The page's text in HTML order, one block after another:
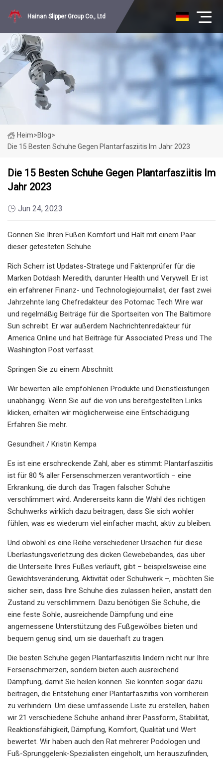
Hainan Slipper Group Co., Ltd
Heim>Blog>
Die 15 Besten Schuhe Gegen Plantarfasziitis Im Jahr 2023
Die 15 Besten Schuhe Gegen Plantarfasziitis Im
Jahr 2023
Jun 24, 2023
Gönnen Sie Ihren Füßen Komfort und Halt mit einem Paar
dieser getesteten Schuhe
Rich Scherr ist Updates-Stratege und Faktenprüfer für die
Marken Dotdash Meredith, darunter Health und Verywell. Er ist
ein erfahrener Finanz- und Technologiejournalist, der fast zwei
Jahrzehnte lang Chefredakteur des Potomac Tech Wire war
und regelmäßig Beiträge für die Sportseiten von The Baltimore
Sun schreibt. Er war außerdem Nachrichtenredakteur für
America Online und hat Beiträge für Associated Press und The
Washington Post verfasst.
Springen Sie zu einem Abschnitt
Wir bewerten alle empfohlenen Produkte und Dienstleistungen
unabhängig. Wenn Sie auf die von uns bereitgestellten Links
klicken, erhalten wir möglicherweise eine Entschädigung.
Erfahren Sie mehr.
Gesundheit / Kristin Kempa
Es ist eine erschreckende Zahl, aber es stimmt: Plantarfasziitis
ist für 80 % aller Fersenschmerzen verantwortlich – eine
Erkrankung, die durch das Tragen falscher Schuhe
verschlimmert wird. Andererseits kann die Wahl des richtigen
Schuhwerks wirklich dazu beitragen, dass Sie sich wohler
fühlen, was es wiederum viel einfacher macht, aktiv zu bleiben.
Und obwohl es eine Reihe verschiedener Ursachen für diese
Überlastungsverletzung des dicken Gewebebandes, das über
die Unterseite Ihres Fußes verläuft, gibt – beispielsweise eine
Gewichtsveränderung, Aktivität oder Schuhwerk –, möchten Sie
sicher sein, dass Ihre Schuhe dies zulassen heilen, anstatt den
Zustand zu verschlimmern. Dazu benötigen Sie Schuhe, die
eine feste Sohle, ausreichende Dämpfung und eine
angemessene Unterstützung des Fußgewölbes bieten und
bequem genug sind, um sie dauerhaft zu tragen.
Die besten Schuhe gegen Plantarfasziitis lindern nicht nur Ihre
Fersenschmerzen, sondern bieten auch ausreichend
Dämpfung, damit Sie heilen können. Sie könnten sogar dazu
beitragen, die Entstehung einer Plantarfasziitis von vornherein
zu verhindern. Um diese umfassende Liste zu erstellen, haben
wir 21 verschiedene Schuhe anhand ihrer Passform, Stabilität,
Reaktionsfähigkeit, Dämpfung, Komfort, Qualität und Wert
bewertet. Wir haben auch den Rat mehrerer Podologen und
Fuß-Sprunggelenk-Spezialisten eingeholt, um herauszufinden,